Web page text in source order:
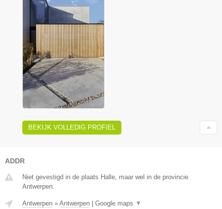
BEKIJK VOLLEDIG PROFIEL
ADDR
Niet gevestigd in de plaats Halle, maar wel in de provincie
Antwerpen.
Antwerpen » Antwerpen Google maps ▼